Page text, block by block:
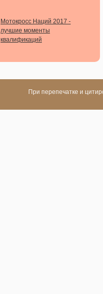
Мотокросс Наций 2017 -
лучшие моменты
квалификаций
При перепечатке и